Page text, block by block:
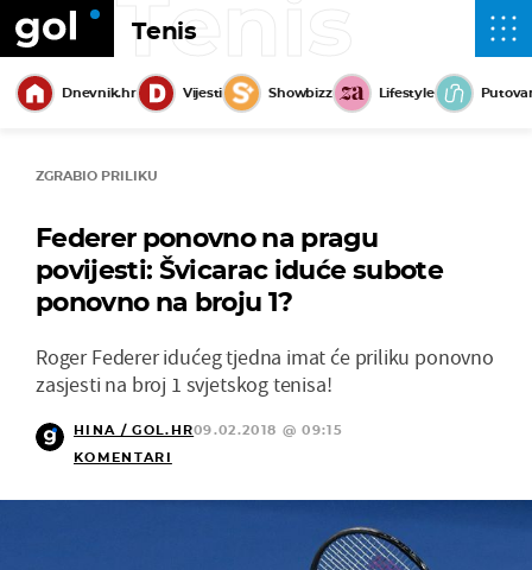
Tenis
Tenis
Dnevnik.hr Vijesti Showbizz Lifestyle
ZGRABIO PRILIKU
Federer ponovno na pragu
povijesti: Švicarac iduće subote
ponovno na broju 1?
Roger Federer idućeg tjedna imat će priliku ponovno
zasjesti na broj 1 svjetskog tenisa!
HINA / GOL.HR09.02.2018 @ 09:15
KOMENTARI